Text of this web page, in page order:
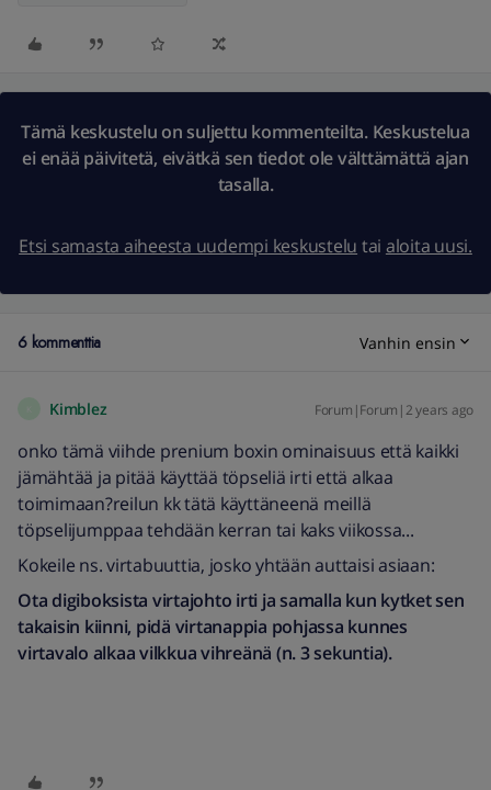
Tämä keskustelu on suljettu kommenteilta. Keskustelua
ei enää päivitetä, eivätkä sen tiedot ole välttämättä ajan
tasalla.
Etsi samasta aiheesta uudempi keskustelu tai aloita uusi.
6 kommenttia Vanhin ensin
Kimblez Forum|Forum|2 years ago
onko tämä viihde prenium boxin ominaisuus että kaikki
jämähtää ja pitää käyttää töpseliä irti että alkaa
toimimaan?reilun kk tätä käyttäneenä meillä
töpselijumppaa tehdään kerran tai kaks viikossa...
Kokeile ns. virtabuuttia, josko yhtään auttaisi asiaan:
Ota digiboksista virtajohto irti ja samalla kun kytket sen
takaisin kiinni, pidä virtanappia pohjassa kunnes
virtavalo alkaa vilkkua vihreänä (n. 3 sekuntia).